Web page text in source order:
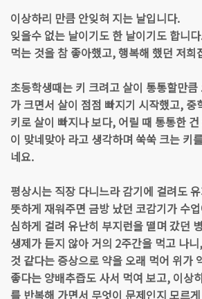
이상하리 만큼 안잊혀 지는 날입니다.
잊을수 없는 날이기도 한 날이기도 합니
먹는 것을 참 좋아했고, 행복해 했던 저희
초등학생때는 키 크려고 살이 통통할만
가 크면서 살이 점점 빠지기 시작했고, 중
키로 살이 빠지나 보다, 어릴 때 통통한
이 맞네맞아 라고 생각하며 쑥쑥 크는 키
네요.
평상시는 직장 다니느라 감기에 걸려도
뜻하게 재워주면 금방 났던 코감기가 수
심하게 걸려 유난히 부지런을 떨며 갔던
생제가 듣지 않아 거의 2주간을 먹고 나
것 같다는 증상으로 약을 오래 먹어 위가
좋다는 양배추즙도 사서 먹여 보고, 이상
를 반복해 가면서 무엇이 문제인지 모르